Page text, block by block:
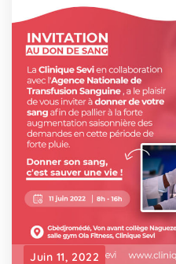
Juin 11, 2022